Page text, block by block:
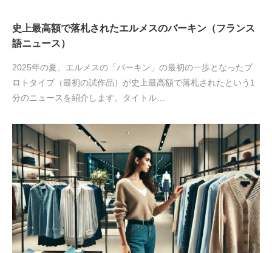
史上最高額で落札されたエルメスのバーキン（フランス
語ニュース）
2025年の夏、エルメスの「バーキン」の最初の一歩となったプ
ロトタイプ（最初の試作品）が史上最高額で落札されたという1
分のニュースを紹介します。タイトル…